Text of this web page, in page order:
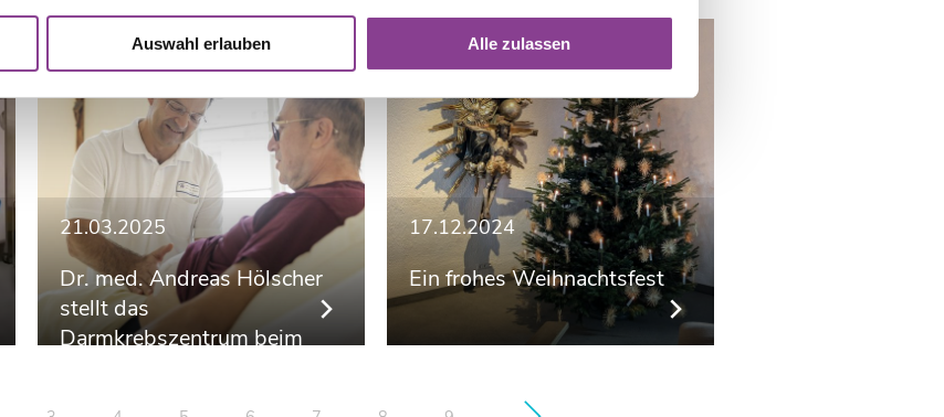
Auswahl erlauben Alle zulassen
21.03.2025
Dr. med. Andreas Hölscher
stellt das
Darmkrebszentrum beim
17.12.2024
Ein frohes Weihnachtsfest